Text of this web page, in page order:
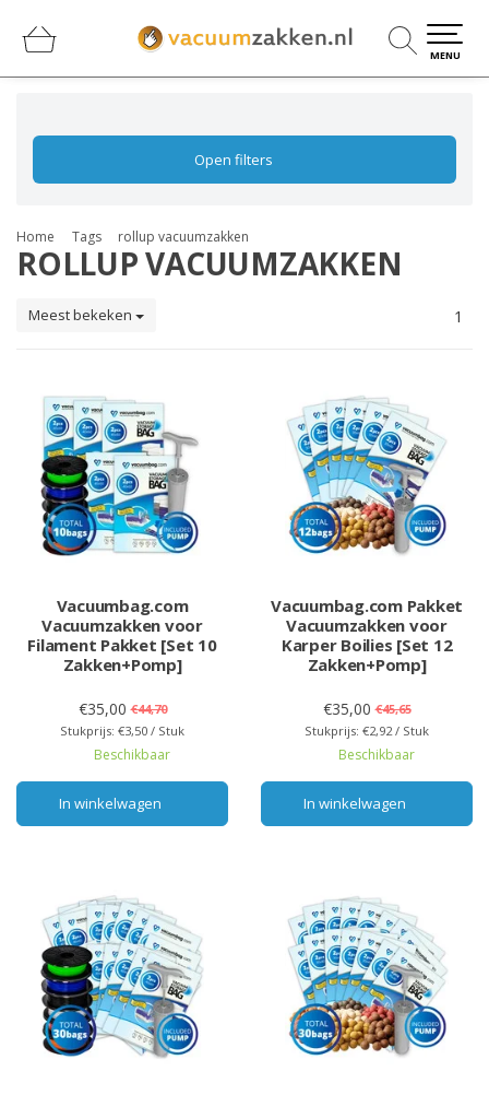
MENU
Open filters
Home Tags rollup vacuumzakken
ROLLUP VACUUMZAKKEN
Meest bekeken 1
Vacuumbag.com
Vacuumzakken voor
Filament Pakket [Set 10
Zakken+Pomp]
€35,00 €44,70
Stukprijs: €3,50 / Stuk
Beschikbaar
In winkelwagen
Vacuumbag.com Pakket
Vacuumzakken voor
Karper Boilies [Set 12
Zakken+Pomp]
€35,00 €45,65
Stukprijs: €2,92 / Stuk
Beschikbaar
In winkelwagen